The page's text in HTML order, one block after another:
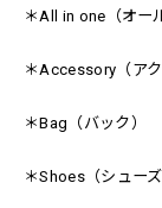
＊All in one（オー
＊Accessory（アク
＊Bag（バック）
＊Shoes（シューズ